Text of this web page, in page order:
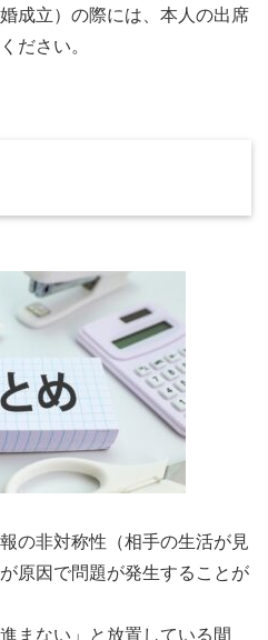
成立）の際には、本人の出席
ださい。
の非対称性（相手の生活が見
原因で問題が発生することが
まない」と放置している間